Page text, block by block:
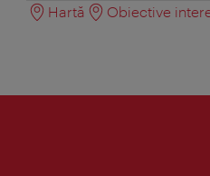
Hartă
Obiective